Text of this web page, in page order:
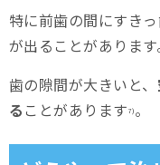
特に前歯の間にすき
が出ることがあります
歯の隙間が大きいと、
る ことがあります 7) 。